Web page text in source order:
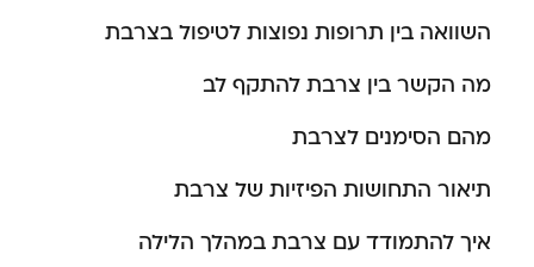
השוואה בין תרופות נפוצות לטיפול בצרבת
מה הקשר בין צרבת להתקף לב
מהם הסימנים לצרבת
תיאור התחושות הפיזיות של צרבת
איך להתמודד עם צרבת במהלך הלילה